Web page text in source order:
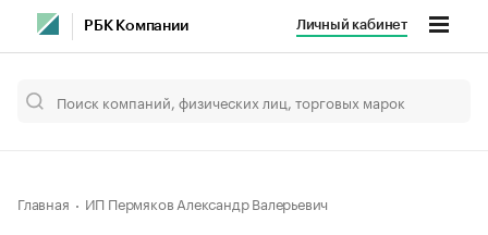
РБК Компании Личный кабинет
Главная ИП Пермяков Александр Валерьевич